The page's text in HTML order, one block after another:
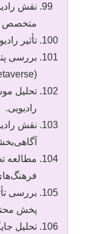
نقش
متخصص
تأثیر
بررسی
(Metaverse) و واقعیت مجازی.
تحلیل
رادیویی.
نقش
مطالعه
پخش
تحلیل